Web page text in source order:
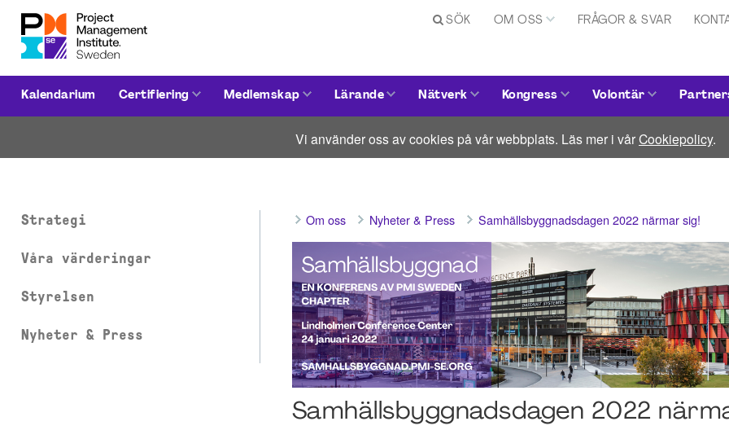
SÖK OM OSS FRÅGOR & SVAR
Kalendarium Certifiering Medlemskap Lärande Nätverk Kongress Volontär
Vi använder oss av cookies på vår webbplats. Läs mer i vårCookiepolicy.
Strategi
Våra värderingar
Styrelsen
Nyheter & Press
Om oss Nyheter & Press Samhällsbyggnadsdagen 2022 närmar sig!
Samhällsbyggnadsdagen 2022